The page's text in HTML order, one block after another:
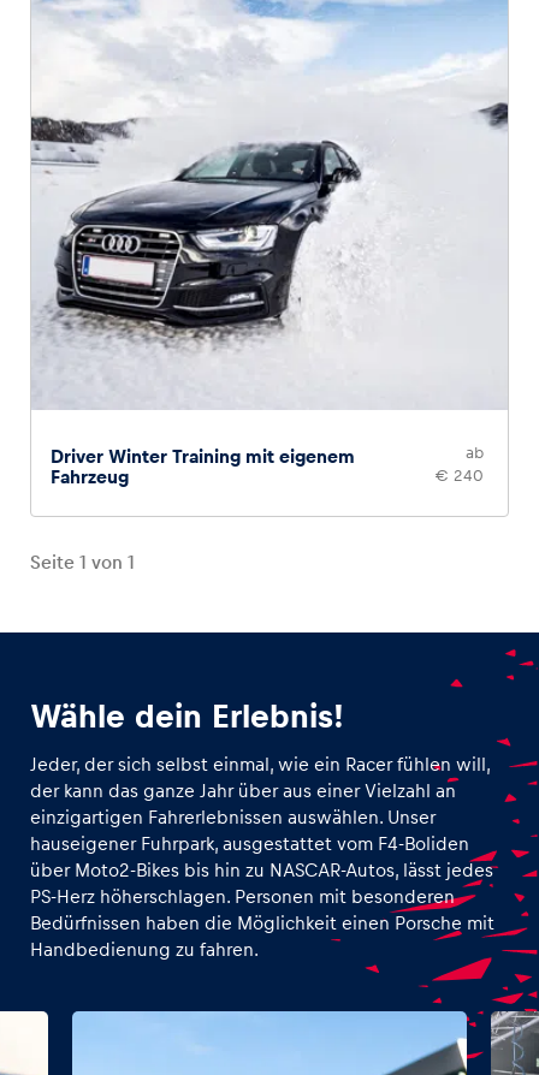
Driver Winter Training mit eigenem
Fahrzeug
ab
€ 240
Seite 1 von 1
Wähle dein Erlebnis!
Jeder, der sich selbst einmal, wie ein Racer fühlen will,
der kann das ganze Jahr über aus einer Vielzahl an
einzigartigen Fahrerlebnissen auswählen. Unser
hauseigener Fuhrpark, ausgestattet vom F4-Boliden
über Moto2-Bikes bis hin zu NASCAR-Autos, lässt jedes
PS-Herz höherschlagen. Personen mit besonderen
Bedürfnissen haben die Möglichkeit einen Porsche mit
Handbedienung zu fahren.